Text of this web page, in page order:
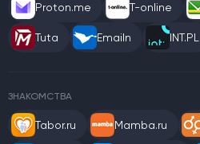
Proton.me T-online
Tuta Emailn INT.PL
ЗНАКОМСТВА
Tabor.ru Mamba.ru